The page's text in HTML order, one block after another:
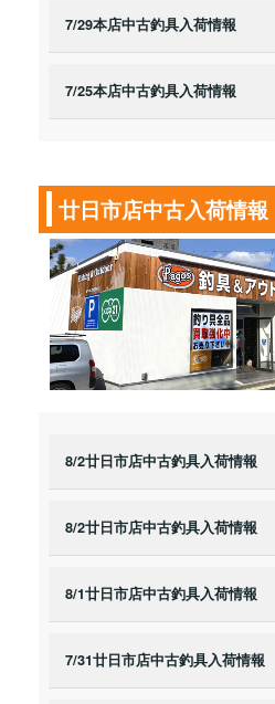
7/29本店中古釣具入荷情報
7/25本店中古釣具入荷情報
廿日市店中古入荷情報
8/2廿日市店中古釣具入荷情報
8/2廿日市店中古釣具入荷情報
8/1廿日市店中古釣具入荷情報
7/31廿日市店中古釣具入荷情報